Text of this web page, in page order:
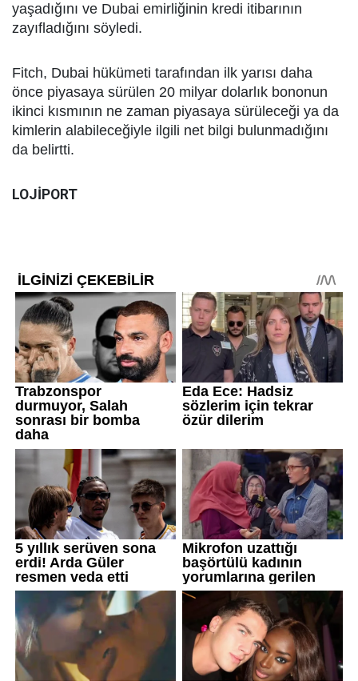
yaşadığını ve Dubai emirliğinin kredi itibarının
zayıfladığını söyledi.
Fitch, Dubai hükümeti tarafından ilk yarısı daha
önce piyasaya sürülen 20 milyar dolarlık bononun
ikinci kısmının ne zaman piyasaya sürüleceği ya da
kimlerin alabileceğiyle ilgili net bilgi bulunmadığını
da belirtti.
LOJİPORT